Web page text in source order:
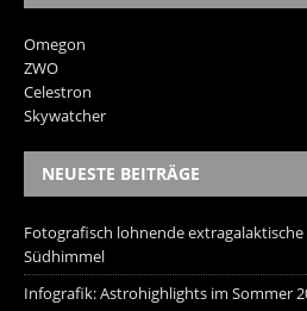
Omegon
ZWO
Celestron
Skywatcher
NEUESTE BEITRÄGE
Fotografisch lohnende
Südhimmel
Infografik: Astrohighlights im Sommer